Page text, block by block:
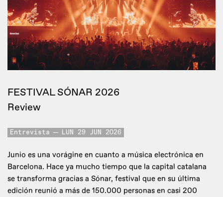
FESTIVAL SÓNAR 2026
Review
Entrevista LUN 29 JUN 2026
Junio es una vorágine en cuanto a música electrónica en
Barcelona. Hace ya mucho tiempo que la capital catalana
se transforma gracias a Sónar, festival que en su última
edición reunió a más de 150.000 personas en casi 200